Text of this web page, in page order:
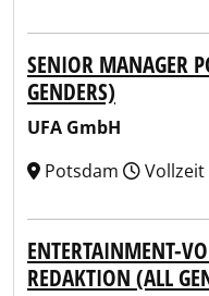
SENIOR MANAGER
GENDERS)
UFA GmbH
Potsdam
Vollzeit
ENTERTAINMENT-
REDAKTION (ALL